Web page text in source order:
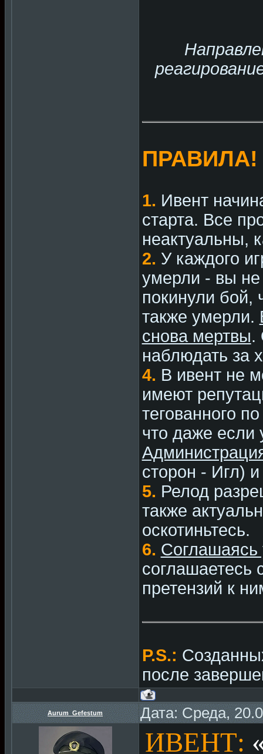
ПРАВИЛА!
1. Ивент
старта. Все
неактуальны,
2. У каждого
умерли - вы
покинули бой,
также умерли.
снова мертвы.
наблюдать за
4. В ивент не
имеют
тегованного
что даже если
сторон - Игл)
5. Релод
также
оскотиньтесь.
6. Соглашаясь
соглашаетесь
претензий к
P.S.:
после
Aurum_Gefestum Дата: Среда,
ИВЕНТ: